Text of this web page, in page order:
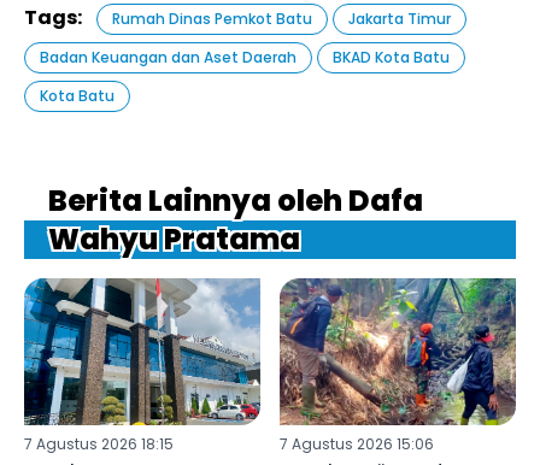
Tags: Rumah Dinas Pemkot Batu
Jakarta Timur
Badan Keuangan dan Aset Daerah
BKAD Kota Batu
Kota Batu
Berita Lainnya oleh Dafa
Wahyu Pratama
7 Agustus 2026 18:15 7 Agustus 2026 15:06